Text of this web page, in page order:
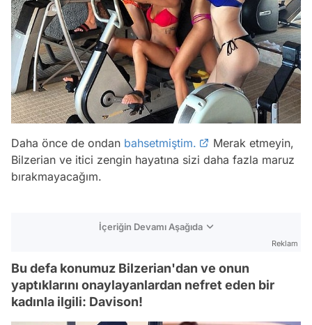
Daha önce de ondan bahsetmiştim.
Merak etmeyin,
Bilzerian ve itici zengin hayatına sizi daha fazla maruz
bırakmayacağım.
İçeriğin Devamı Aşağıda
Reklam
Bu defa konumuz Bilzerian'dan ve onun
yaptıklarını onaylayanlardan nefret eden bir
kadınla ilgili: Davison!